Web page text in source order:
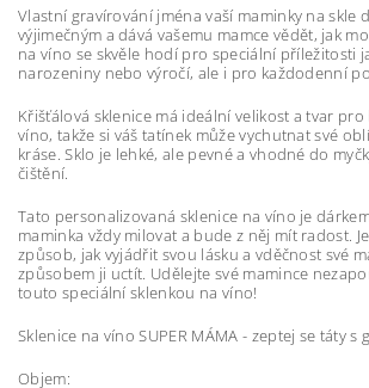
Vlastní gravírování jména vaší maminky na skle
výjimečným a dává vašemu mamce vědět, jak
na víno se skvěle hodí pro speciální příležitosti
narozeniny nebo výročí, ale i pro každodenní
Křišťálová sklenice má ideální velikost a tvar
víno, takže si váš tatínek může vychutnat své
kráse. Sklo je lehké, ale pevné a vhodné do
čištění.
Tato personalizovaná sklenice na víno je
maminka vždy milovat a bude z něj mít radost.
způsob, jak vyjádřit svou lásku a vděčnost své
způsobem ji uctít. Udělejte své mamince
touto speciální sklenkou na víno!
Sklenice na víno SUPER MÁMA - zeptej se táty s
Objem: